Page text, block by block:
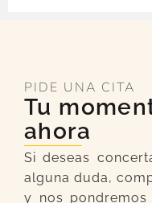
PIDE UNA CITA
Tu
ahora
Si deseas
alguna duda,
y nos